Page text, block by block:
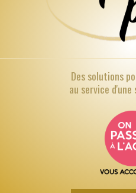
Des solutions
au service